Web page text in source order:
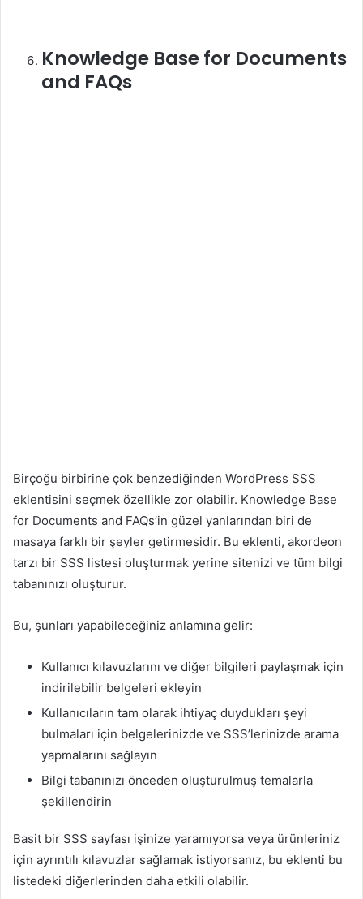
Knowledge Base for Documents
and FAQs
Birçoğu birbirine çok benzediğinden WordPress SSS
eklentisini seçmek özellikle zor olabilir. Knowledge Base
for Documents and FAQs’in güzel yanlarından biri de
masaya farklı bir şeyler getirmesidir. Bu eklenti, akordeon
tarzı bir SSS listesi oluşturmak yerine sitenizi ve tüm bilgi
tabanınızı oluşturur.
Bu, şunları yapabileceğiniz anlamına gelir:
Kullanıcı kılavuzlarını ve diğer bilgileri paylaşmak için
indirilebilir belgeleri ekleyin
Kullanıcıların tam olarak ihtiyaç duydukları şeyi
bulmaları için belgelerinizde ve SSS’lerinizde arama
yapmalarını sağlayın
Bilgi tabanınızı önceden oluşturulmuş temalarla
şekillendirin
Basit bir SSS sayfası işinize yaramıyorsa veya ürünleriniz
için ayrıntılı kılavuzlar sağlamak istiyorsanız, bu eklenti bu
listedeki diğerlerinden daha etkili olabilir.